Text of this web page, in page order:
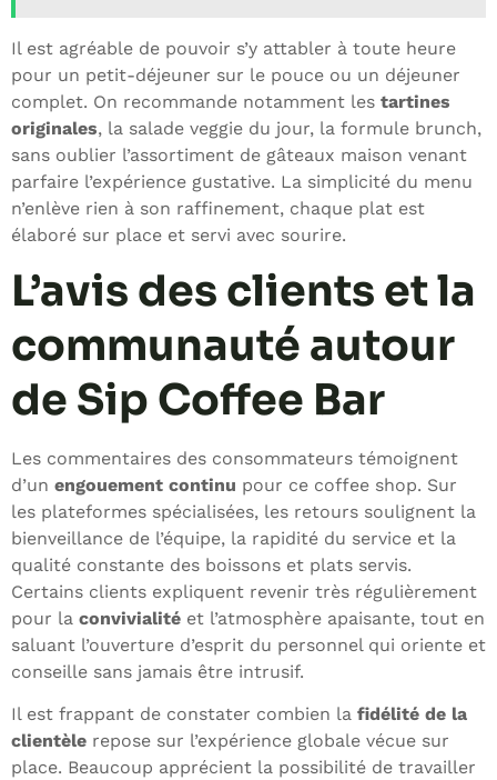
Il est agréable de pouvoir s’y attabler à toute heure
pour un petit-déjeuner sur le pouce ou un déjeuner
complet. On recommande notamment les tartines
originales, la salade veggie du jour, la formule brunch,
sans oublier l’assortiment de gâteaux maison venant
parfaire l’expérience gustative. La simplicité du menu
n’enlève rien à son raffinement, chaque plat est
élaboré sur place et servi avec sourire.
L’avis des clients et la
communauté autour
de Sip Coffee Bar
Les commentaires des consommateurs témoignent
d’un engouement continu pour ce coffee shop. Sur
les plateformes spécialisées, les retours soulignent la
bienveillance de l’équipe, la rapidité du service et la
qualité constante des boissons et plats servis.
Certains clients expliquent revenir très régulièrement
pour la convivialité et l’atmosphère apaisante, tout en
saluant l’ouverture d’esprit du personnel qui oriente et
conseille sans jamais être intrusif.
Il est frappant de constater combien la fidélité de la
clientèle repose sur l’expérience globale vécue sur
place. Beaucoup apprécient la possibilité de travailler